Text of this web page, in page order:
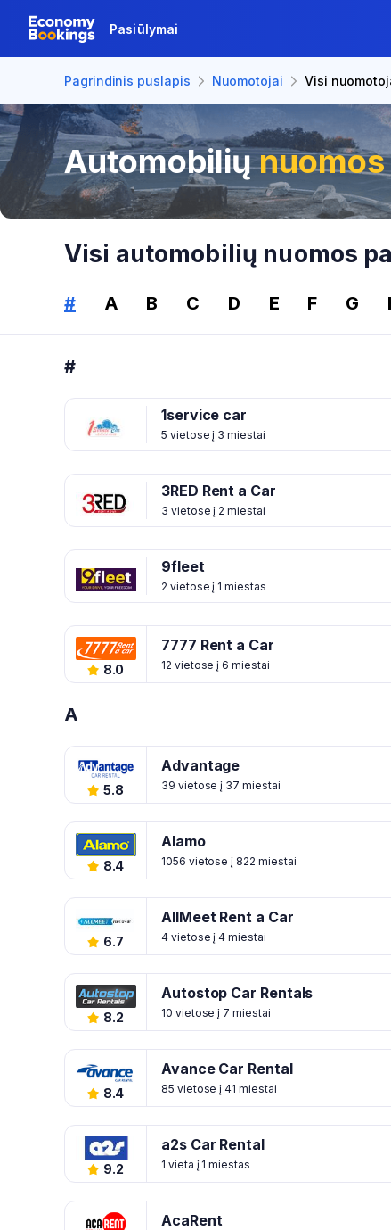
Pasiūlymai
Pagrindinis puslapis Nuomotojai Visi
Automobilių
Visi automobilių nuomos
# A B C D E F G
#
1service car
5 vietose į 3 miestai
3RED Rent a Car
3 vietose į 2 miestai
9fleet
2 vietose į 1 miestas
8.0
7777 Rent a Car
12 vietose į 6 miestai
A
5.8
Advantage
39 vietose į 37 miestai
8.4
Alamo
1056 vietose į 822 miestai
6.7
AllMeet Rent a Car
4 vietose į 4 miestai
8.2
Autostop Car Rentals
10 vietose į 7 miestai
8.4
Avance Car Rental
85 vietose į 41 miestai
9.2
a2s Car Rental
1 vieta į 1 miestas
AcaRent